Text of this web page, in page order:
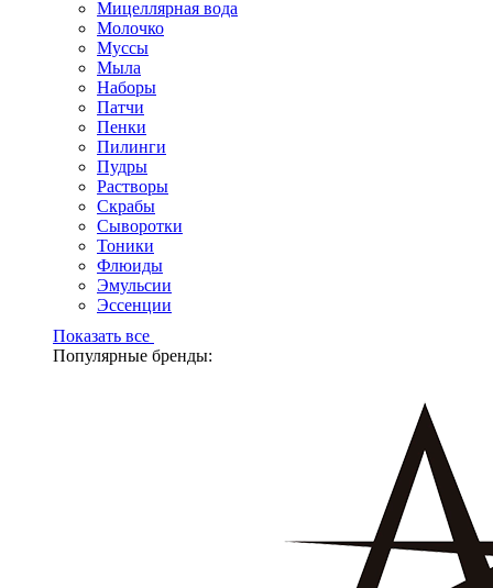
Мицеллярная вода
Молочко
Муссы
Мыла
Наборы
Патчи
Пенки
Пилинги
Пудры
Растворы
Скрабы
Сыворотки
Тоники
Флюиды
Эмульсии
Эссенции
Показать все
Популярные бренды: